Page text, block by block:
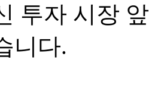
투자 시장
니다.